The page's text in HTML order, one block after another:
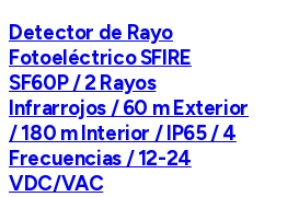
Detector de Rayo
Fotoeléctrico SFIRE
SF60P / 2 Rayos
Infrarrojos / 60 m Exterior
/ 180 m Interior / IP65 / 4
Frecuencias / 12-24
VDC/VAC